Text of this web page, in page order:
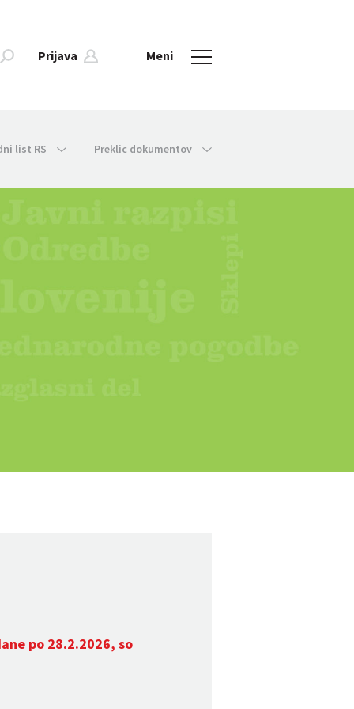
Prijava Meni
list RS Preklic dokumentov
po 28.2.2026, so